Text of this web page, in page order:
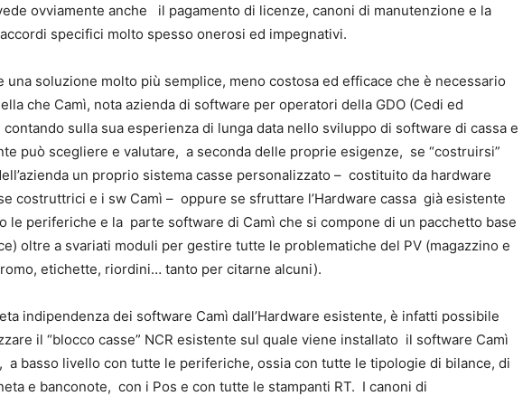
ovviamente anche il pagamento di licenze, canoni di manutenzione e la
specifici molto spesso onerosi ed impegnativi.
una soluzione molto più semplice, meno costosa ed efficace che è necessario
che Camì, nota azienda di software per operatori della GDO (Cedi ed
sulla sua esperienza di lunga data nello sviluppo di software di cassa e
può scegliere e valutare, a seconda delle proprie esigenze, se “costruirsi”
un proprio sistema casse personalizzato – costituito da hardware
costruttrici e i sw Camì – oppure se sfruttare l’Hardware cassa già esistente
le periferiche e la parte software di Camì che si compone di un pacchetto base
oltre a svariati moduli per gestire tutte le problematiche del PV (magazzino e
etichette, riordini… tanto per citarne alcuni).
indipendenza dei software Camì dall’Hardware esistente, è infatti possibile
il “blocco casse” NCR esistente sul quale viene installato il software Camì
a basso livello con tutte le periferiche, ossia con tutte le tipologie di bilance, di
e banconote, con i Pos e con tutte le stampanti RT. I canoni di